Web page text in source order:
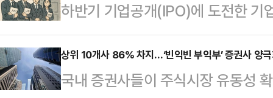
부과하겠다고 예고해 인공지능(AI)
ETF로 대응하는 전략이 용이할 것
따르면 국내 ETF 시장에서 최근
위 10위권에는 해외 ETF 9종목이
상위 10위권을 독식했던 것과 대비
하반기 기업공개(IPO)에 도전한 기
포기하고 있다. 올해 7월부터 새로
스에 걸리기 싫은 새내기 기업들이
따르면 지난 7월부터 이날까지 상
상위 10개사 86% 차지…‘빈익빈 부익부’ 증권사 양
국내 증권사들이 주식시장 유동성